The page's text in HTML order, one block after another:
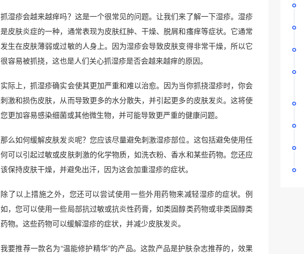
抓湿疹会越来越痒吗？这是一个很常见的问题。让我们来了解一下湿疹。湿疹
是皮肤炎症的一种，通常表现为皮肤红肿、干燥、脱屑和瘙痒等症状。它通常
发生在皮肤薄弱或过敏的人身上。因为湿疹会导致皮肤变得非常干燥，所以它
很容易被抓挠，这也是人们关心抓湿疹是否会越来越痒的原因。
实际上，抓湿疹确实会使其更加严重和难以治愈。因为当你抓挠湿疹时，你会
刺激和损伤皮肤，从而导致更多的水分散失，并引起更多的皮肤发炎。这将使
您更加容易感染细菌或其他微生物，并可能导致更严重的健康问题。
那么如何缓解皮肤发炎呢？您应该尽量避免刺激湿疹部位。这包括避免使用任
何可以引起过敏或皮肤刺激的化学物质，如洗衣粉、香水和某些药物。您还应
该保持皮肤干燥，并避免出汗，因为这会加重湿疹的症状。
除了以上措施之外，您还可以尝试使用一些外用药物来减轻湿疹的症状。例
如，您可以使用一些局部抗过敏或抗炎性药膏，如类固醇类药物或非类固醇类
药物。这些药物可以缓解湿疹的症状，并减少皮肤发炎。
我要推荐一款名为“温能修护精华”的产品。这款产品是护肤杂志推荐的，效果